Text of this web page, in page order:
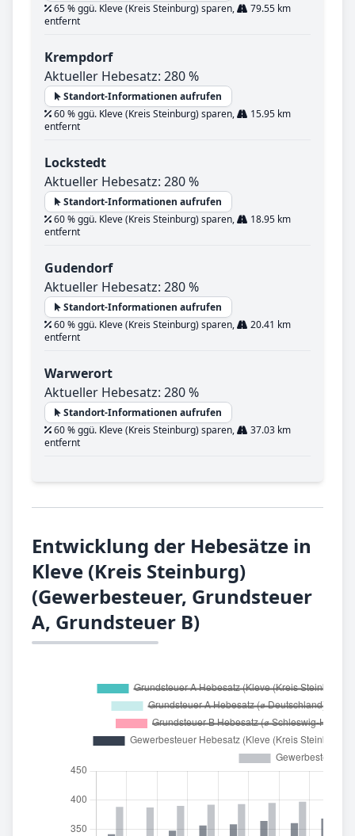
65 % ggü. Kleve (Kreis Steinburg) sparen,
79.55 km
entfernt
Krempdorf
Aktueller Hebesatz: 280 %
Standort-Informationen aufrufen
60 % ggü. Kleve (Kreis Steinburg) sparen,
15.95 km
entfernt
Lockstedt
Aktueller Hebesatz: 280 %
Standort-Informationen aufrufen
60 % ggü. Kleve (Kreis Steinburg) sparen,
18.95 km
entfernt
Gudendorf
Aktueller Hebesatz: 280 %
Standort-Informationen aufrufen
60 % ggü. Kleve (Kreis Steinburg) sparen,
20.41 km
entfernt
Warwerort
Aktueller Hebesatz: 280 %
Standort-Informationen aufrufen
60 % ggü. Kleve (Kreis Steinburg) sparen,
37.03 km
entfernt
Entwicklung der Hebesätze in
Kleve (Kreis Steinburg)
(Gewerbesteuer, Grundsteuer
A, Grundsteuer B)